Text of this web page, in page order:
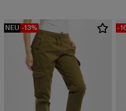
NEU -13% -